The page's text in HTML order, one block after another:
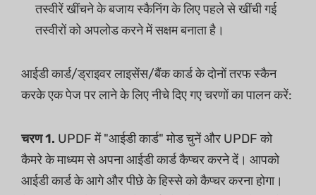
तस्वीरें खींचने के बजाय स्कैनिंग के लिए पहले से खींची गई
तस्वीरों को अपलोड करने में सक्षम बनाता है।
आईडी कार्ड/ड्राइवर लाइसेंस/बैंक कार्ड के दोनों तरफ स्कैन
करके एक पेज पर लाने के लिए नीचे दिए गए चरणों का पालन करें:
चरण 1. UPDF में "आईडी कार्ड" मोड चुनें और UPDF को
कैमरे के माध्यम से अपना आईडी कार्ड कैप्चर करने दें। आपको
आईडी कार्ड के आगे और पीछे के हिस्से को कैप्चर करना होगा।